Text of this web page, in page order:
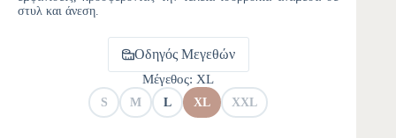
στυλ και άνεση.
Οδηγός Μεγεθών
Μέγεθος: XL
S M L XL XXL